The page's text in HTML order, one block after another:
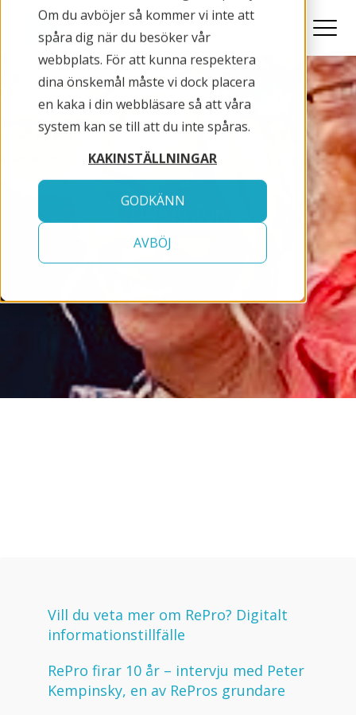
Om du avböjer så kommer vi inte att
spåra dig när du besöker vår
webbplats. För att kunna respektera
dina önskemål måste vi dock placera
en kaka i din webbläsare så att våra
system kan se till att du inte spåras.
KAKINSTÄLLNINGAR
GODKÄNN
AVBÖJ
Unknown
Vill du veta mer om RePro? Digitalt
informationstillfälle
RePro firar 10 år – intervju med Peter
Kempinsky, en av RePros grundare